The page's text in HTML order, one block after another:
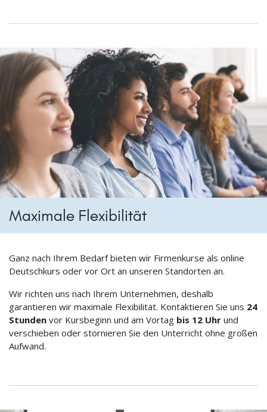
Maximale Flexibilität
Ganz nach Ihrem Bedarf bieten wir Firmenkurse als online
Deutschkurs oder vor Ort an unseren Standorten an.
Wir richten uns nach Ihrem Unternehmen, deshalb
garantieren wir maximale Flexibilität. Kontaktieren Sie uns 24
Stunden vor Kursbeginn und am Vortag bis 12 Uhr und
verschieben oder stornieren Sie den Unterricht ohne großen
Aufwand.